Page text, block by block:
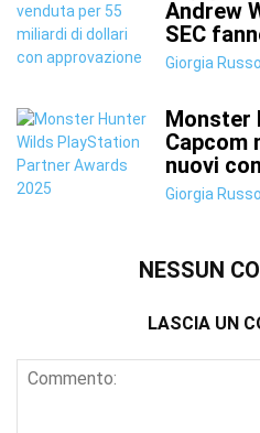
Andrew
SEC
Giorgia Russo
Monster
Capcom
nuovi
Giorgia Russo
NESSUN
LASCIA UN